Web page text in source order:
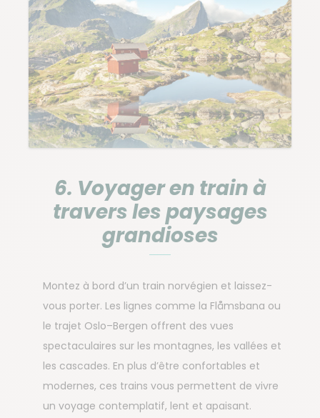
6. Voyager en train à
travers les paysages
grandioses
Montez à bord d’un train norvégien et laissez-
vous porter. Les lignes comme la Flåmsbana ou
le trajet Oslo–Bergen offrent des vues
spectaculaires sur les montagnes, les vallées et
les cascades. En plus d’être confortables et
modernes, ces trains vous permettent de vivre
un voyage contemplatif, lent et apaisant.